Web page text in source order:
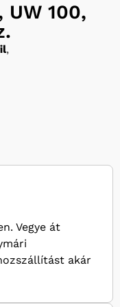
100,
,
Vegye át
akár